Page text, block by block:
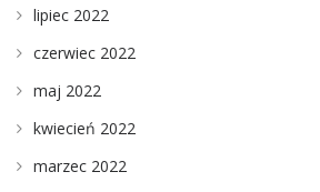
lipiec 2022
czerwiec 2022
maj 2022
kwiecień 2022
marzec 2022